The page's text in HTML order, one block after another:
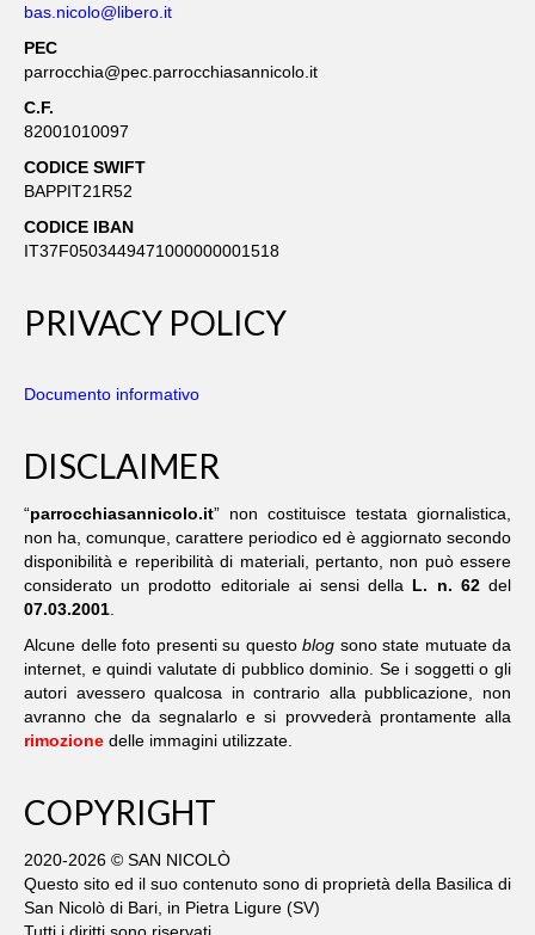
IL PARROCO
UFFICIO PARROCCHIALE E
COLLABORATORI
ORARIO DELLE CELEBRAZIONI
E INTENZIONI MESSE DELLA SETTIMANA
RICORRENZE ED ATTIVITÀ RELIGIOSE
SACRAMENTI
BATTESIMO
EUCARISTIA
ORDINE
MATRIMONIO
UNZIONE INFERMI
SOLIDARIETÀ E GRUPPI
ARCHIVIO EVENTI
bas.nicolo@libero.it
PEC
parrocchia@pec.parrocchiasannicolo.it
C.F.
82001010097
CODICE SWIFT
BAPPIT21R52
CODICE IBAN
IT37F0503449471000000001518
PRIVACY POLICY
Documento informativo
DISCLAIMER
“parrocchiasannicolo.it” non costituisce testata giornalistica,
non ha, comunque, carattere periodico ed è aggiornato secondo
disponibilità e reperibilità di materiali, pertanto, non può essere
considerato un prodotto editoriale ai sensi della L. n. 62del
07.03.2001
Alcune delle foto presenti su questo blog sono state mutuate da
internet, e quindi valutate di pubblico dominio. Se i soggetti o gli
autori avessero qualcosa in contrario alla pubblicazione, non
avranno che da segnalarlo e si provvederà prontamente alla
rimozione delle immagini utilizzate.
COPYRIGHT
2020-2026 © SAN NICOLÒ
Questo sito ed il suo contenuto sono di proprietà della Basilica di
San Nicolò di Bari, in Pietra Ligure (SV)